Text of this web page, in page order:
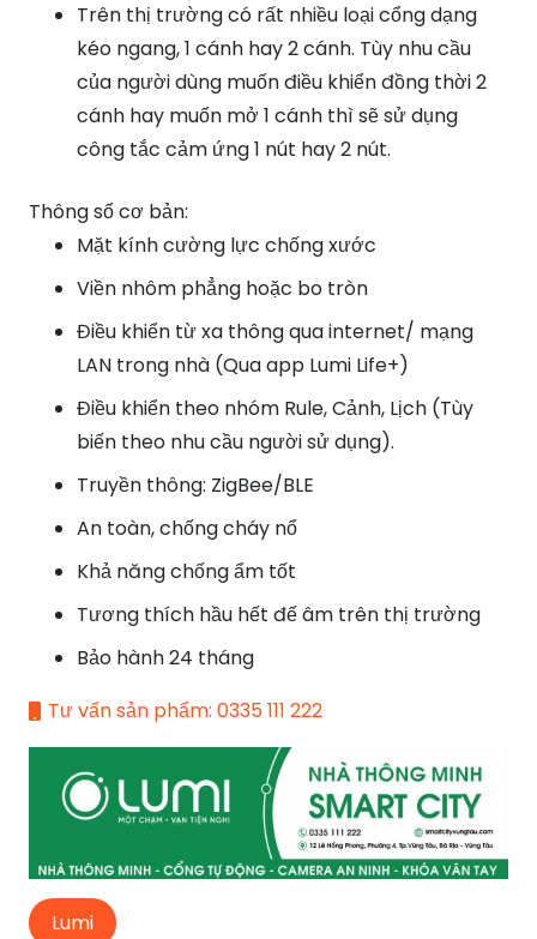
Trên thị trường có rất nhiều loại cổng dạng
kéo ngang, 1 cánh hay 2 cánh. Tùy nhu cầu
của người dùng muốn điều khiển đồng thời 2
cánh hay muốn mở 1 cánh thì sẽ sử dụng
công tắc cảm ứng 1 nút hay 2 nút.
Thông số cơ bản:
Mặt kính cường lực chống xước
Viền nhôm phẳng hoặc bo tròn
Điều khiển từ xa thông qua internet/ mạng
LAN trong nhà (Qua app Lumi Life+)
Điều khiển theo nhóm Rule, Cảnh, Lịch (Tùy
biến theo nhu cầu người sử dụng).
Truyền thông: ZigBee/BLE
An toàn, chống cháy nổ
Khả năng chống ẩm tốt
Tương thích hầu hết đế âm trên thị trường
Bảo hành 24 tháng
Tư vấn sản phẩm: 0335 111 222
Lumi